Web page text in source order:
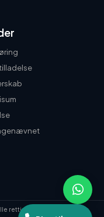
rettigheder forbeholdes.